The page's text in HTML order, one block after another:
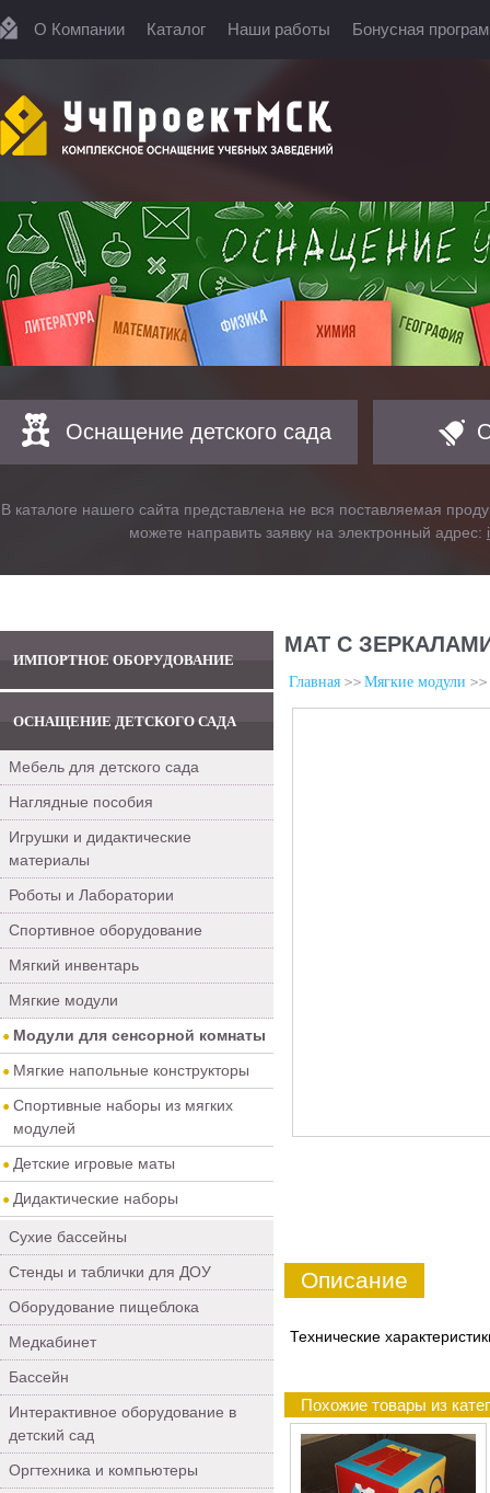
О Компании Каталог Наши работы Бонусная
Оснащение детского сада
В каталоге нашего сайта представлена не вся поставляемая
можете направить заявку на электронный адрес:
ИМПОРТНОЕ ОБОРУДОВАНИЕ
ОСНАЩЕНИЕ ДЕТСКОГО САДА
Мебель для детского сада
Наглядные пособия
Игрушки и дидактические
материалы
Роботы и Лаборатории
Спортивное оборудование
Мягкий инвентарь
Мягкие модули
Модули для сенсорной комнаты
Мягкие напольные конструкторы
Спортивные наборы из мягких
модулей
Детские игровые маты
Дидактические наборы
Сухие бассейны
Стенды и таблички для ДОУ
Оборудование пищеблока
Медкабинет
Бассейн
Интерактивное оборудование в
детский сад
Оргтехника и компьютеры
МАТ С
Главная Мягкие модули
Описание
Технические
Похожие товары из